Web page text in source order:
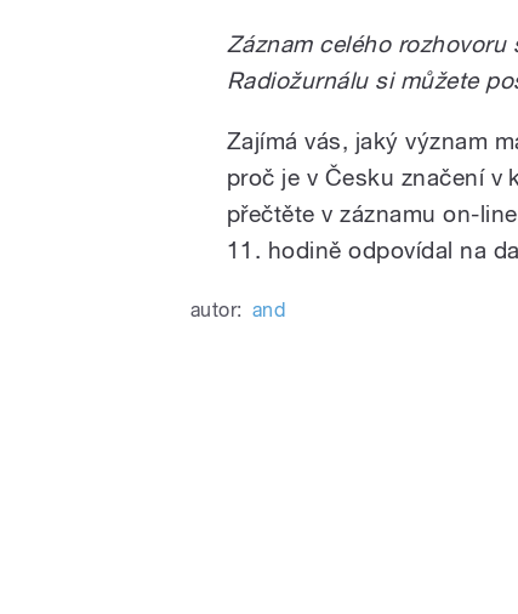
Záznam celého
Radiožurnálu si můžete
Zajímá vás, jaký význam
proč je v Česku značení v
přečtěte v záznamu on-
11. hodině odpovídal na
autor: and